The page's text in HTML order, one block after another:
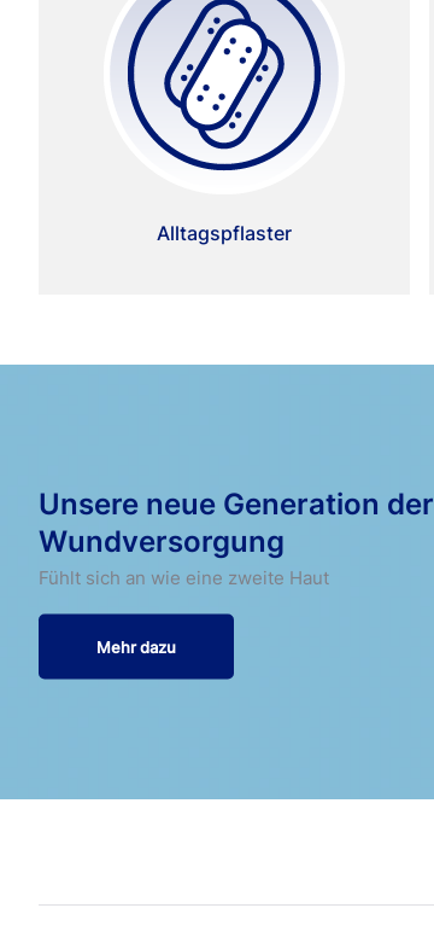
Alltagspflaster
Unsere neue Generation der
Wundversorgung
Fühlt sich an wie eine zweite Haut
Mehr dazu